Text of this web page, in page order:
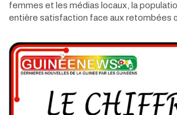
femmes et les médias locaux, la
entière satisfaction face aux retombées